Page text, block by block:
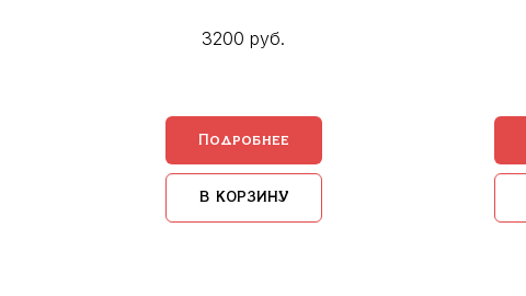
3200 руб.
Подробнее
В КОРЗИНУ